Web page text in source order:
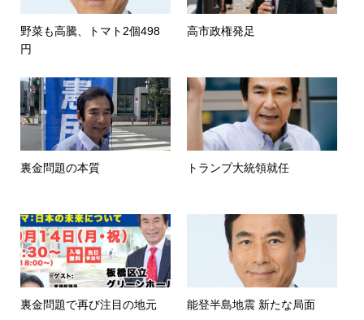
野菜も高騰、トマト2個498
円
高市政権発足
裏金問題の本質 トランプ大統領就任
裏金問題で再び注目の地元 能登半島地震 新たな局面